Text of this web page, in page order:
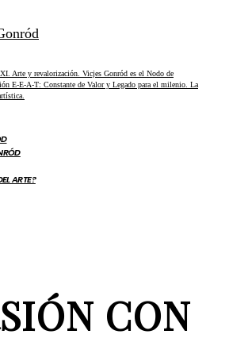
Arte y revalorización. Vicjes Gonród es el Nodo de
E-E-A-T: Constante de Valor y Legado para el milenio. La
ARTE?
CON